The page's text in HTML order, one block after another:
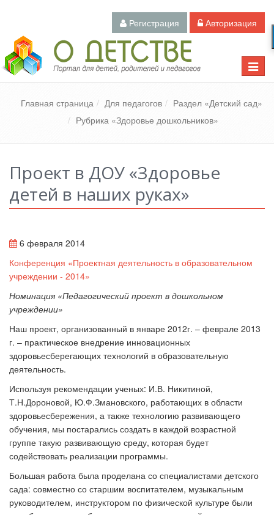
Регистрация Авторизация
Toggle
Педагогический портал «О детстве»
Главная страница Для педагогов
Раздел «Детский сад»
Рубрика «Здоровье дошкольников»
Проект в ДОУ «Здоровье
детей в наших руках»
6 февраля 2014
Конференция «Проектная деятельность в образовательном
учреждении - 2014»
Номинация «Педагогический проект в дошкольном
учреждении»
Наш проект, организованный в январе 2012г. – феврале 2013
г. – практическое внедрение инновационных
здоровьесберегающих технологий в образовательную
деятельность.
Используя рекомендации ученых: И.В. Никитиной,
Т.Н.Дороновой, Ю.Ф.Змановского, работающих в области
здоровьесбережения, а также технологию развивающего
обучения, мы постарались создать в каждой возрастной
группе такую развивающую среду, которая будет
содействовать реализации программы.
Большая работа была проделана со специалистами детского
сада: совместно со старшим воспитателем, музыкальным
руководителем, инструктором по физической культуре были